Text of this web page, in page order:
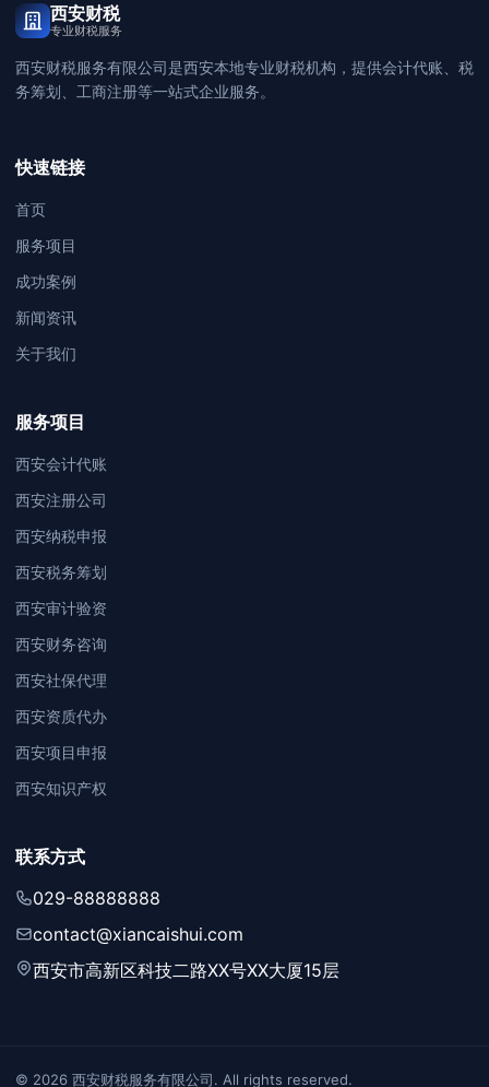
西安财税
专业财税服务
西安财税服务有限公司是西安本地专业财税机构，提供会计代账、税
务筹划、工商注册等一站式企业服务。
快速链接
首页
服务项目
成功案例
新闻资讯
关于我们
服务项目
西安会计代账
西安注册公司
西安纳税申报
西安税务筹划
西安审计验资
西安财务咨询
西安社保代理
西安资质代办
西安项目申报
西安知识产权
联系方式
029-88888888
contact@xiancaishui.com
西安市高新区科技二路XX号XX大厦15层
© 2026 西安财税服务有限公司. All rights reserved.